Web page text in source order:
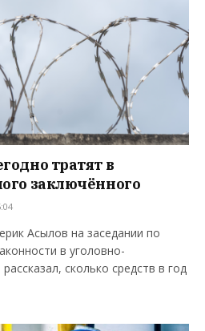
тратят в
заключённого
Асылов на заседании по
в уголовно-
сколько средств в год